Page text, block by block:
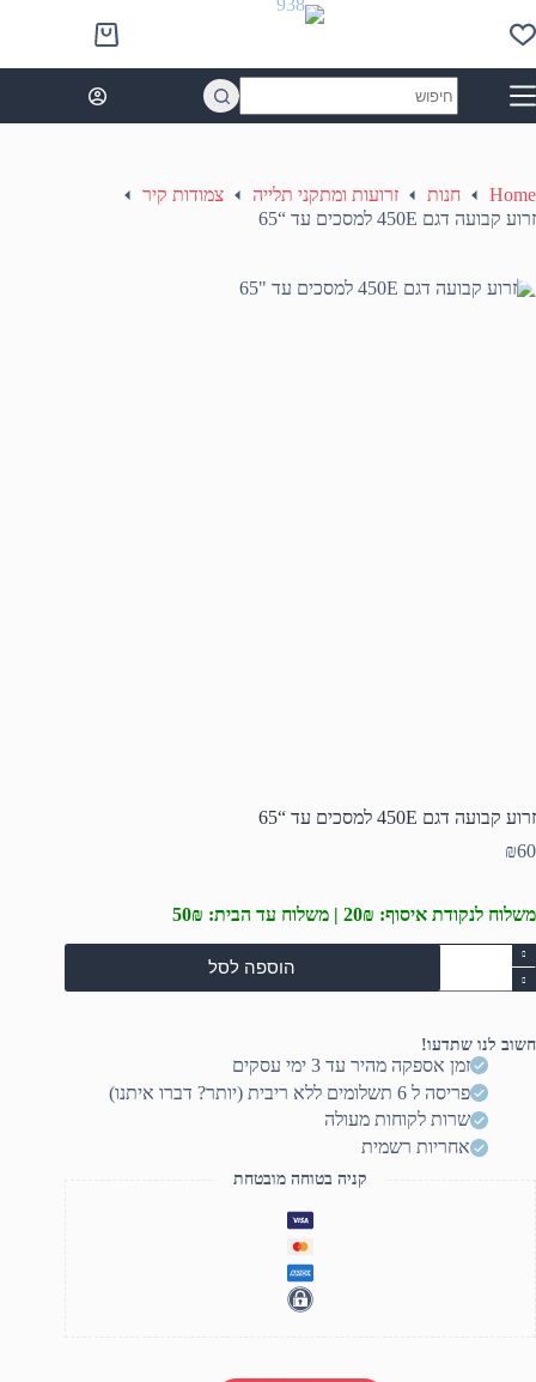
to
content
Shopping
cart
results
Home חנות זרועות ומתקני תלייה
צמודות קיר
זרוע קבועה דגם 450E למסכים עד “65
זרוע קבועה דגם 450E למסכים עד “65
₪60
משלוח לנקודת איסוף: 20₪ | משלוח עד הבית: 50₪
כמות
של
זרוע
450E
למסכים
הוספה לסל
חשוב לנו שתדעו!
זמן אספקה מהיר עד 3 ימי עסקים
פריסה ל 6 תשלומים ללא ריבית (יותר? דברו איתנו)
שרות לקוחות מעולה
אחריות רשמית
קניה בטוחה מובטחת